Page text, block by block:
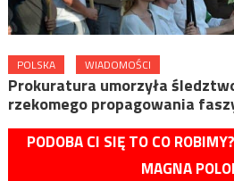
POLSKA WIADOMOŚCI
Prokuratura umorzyła
rzekomego propagowania
PODOBA CI SIĘ TO CO
MAGNA